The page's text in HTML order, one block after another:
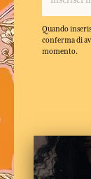
Quando
conferma di
momento.